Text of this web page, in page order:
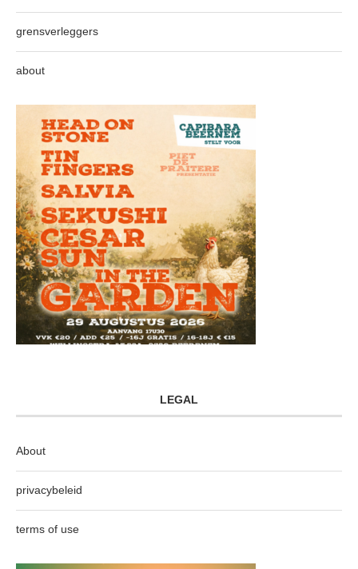
grensverleggers
about
LEGAL
About
privacybeleid
terms of use